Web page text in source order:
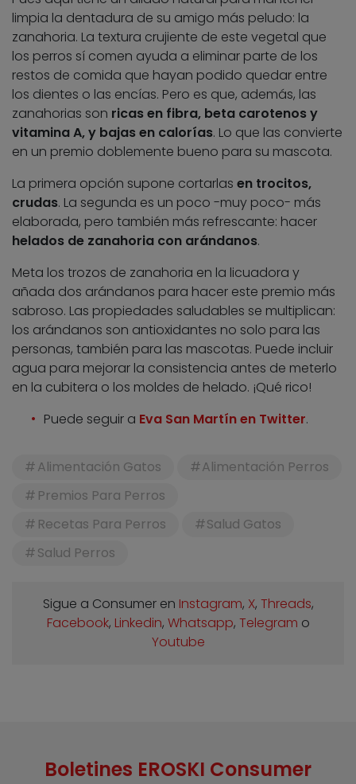
limpia la dentadura de su amigo más peludo: la
zanahoria. La textura crujiente de este vegetal que
los perros sí comen ayuda a eliminar parte de los
restos de comida que hayan podido quedar entre
los dientes o las encías. Pero es que, además, las
zanahorias son ricas en fibra, beta carotenos y
vitamina A, y bajas en calorías. Lo que las convierte
en un premio doblemente bueno para su mascota.
La primera opción supone cortarlas en trocitos,
crudas. La segunda es un poco -muy poco- más
elaborada, pero también más refrescante: hacer
helados de zanahoria con arándanos.
Meta los trozos de zanahoria en la licuadora y
añada dos arándanos para hacer este premio más
sabroso. Las propiedades saludables se multiplican:
los arándanos son antioxidantes no solo para las
personas, también para las mascotas. Puede incluir
agua para mejorar la consistencia antes de meterlo
en la cubitera o los moldes de helado. ¡Qué rico!
Puede seguir a Eva San Martín en Twitter.
Alimentación Gatos
Alimentación Perros
Premios Para Perros
Recetas Para Perros
Salud Gatos
Salud Perros
Sigue a Consumer en Instagram, X, Threads,
Facebook, Linkedin, Whatsapp, Telegram o
Youtube
Boletines EROSKI Consumer